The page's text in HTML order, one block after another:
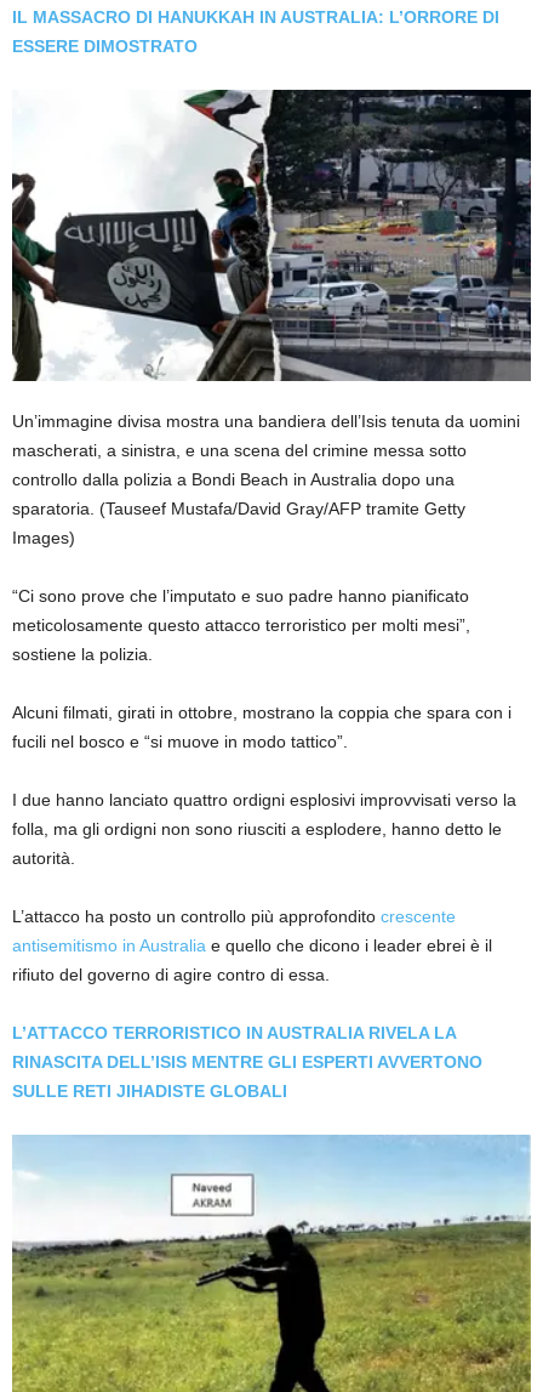
IL MASSACRO DI HANUKKAH IN AUSTRALIA: L’ORRORE DI
ESSERE DIMOSTRATO
Un’immagine divisa mostra una bandiera dell’Isis tenuta da uomini
mascherati, a sinistra, e una scena del crimine messa sotto
controllo dalla polizia a Bondi Beach in Australia dopo una
sparatoria. (Tauseef Mustafa/David Gray/AFP tramite Getty
Images)
“Ci sono prove che l’imputato e suo padre hanno pianificato
meticolosamente questo attacco terroristico per molti mesi”,
sostiene la polizia.
Alcuni filmati, girati in ottobre, mostrano la coppia che spara con i
fucili nel bosco e “si muove in modo tattico”.
I due hanno lanciato quattro ordigni esplosivi improvvisati verso la
folla, ma gli ordigni non sono riusciti a esplodere, hanno detto le
autorità.
L’attacco ha posto un controllo più approfondito crescente
antisemitismo in Australia e quello che dicono i leader ebrei è il
rifiuto del governo di agire contro di essa.
L’ATTACCO TERRORISTICO IN AUSTRALIA RIVELA LA
RINASCITA DELL’ISIS MENTRE GLI ESPERTI AVVERTONO
SULLE RETI JIHADISTE GLOBALI